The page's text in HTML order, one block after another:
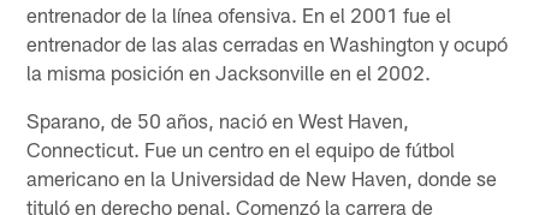
entrenador de la línea ofensiva. En el 2001 fue el
entrenador de las alas cerradas en Washington y ocupó
la misma posición en Jacksonville en el 2002.
Sparano, de 50 años, nació en West Haven,
Connecticut. Fue un centro en el equipo de fútbol
americano en la Universidad de New Haven, donde se
tituló en derecho penal. Comenzó la carrera de